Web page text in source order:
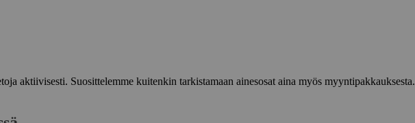
aktiivisesti. Suosittelemme kuitenkin tarkistamaan ainesosat aina myös myyntipakkauksesta.